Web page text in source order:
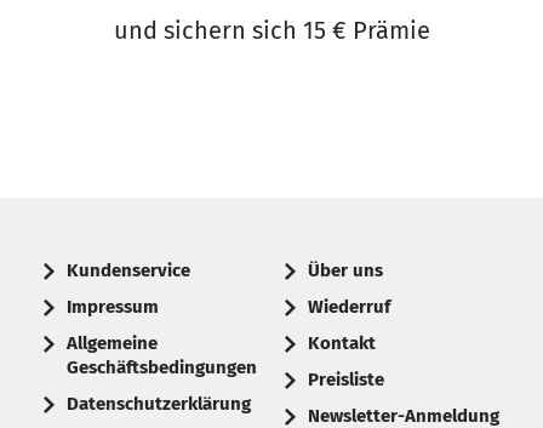
und sichern sich 15 € Prämie
Kundenservice
Impressum
Allgemeine
Geschäftsbedingungen
Datenschutzerklärung
Über uns
Wiederruf
Kontakt
Preisliste
Newsletter-Anmeldung